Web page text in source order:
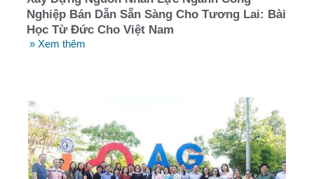
Nghiệp Bán Dẫn Sẵn Sàng Cho Tương Lai: Bài
Học Từ Đức Cho Việt Nam
» Xem thêm